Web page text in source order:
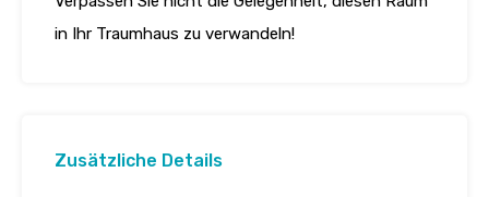
in Ihr Traumhaus zu verwandeln!
Zusätzliche Details